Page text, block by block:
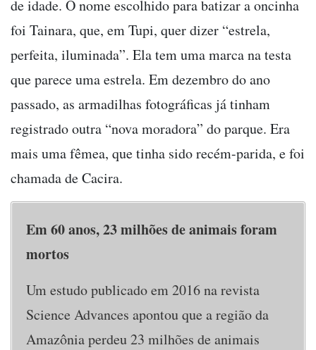
de idade. O nome escolhido para batizar a oncinha
foi Tainara, que, em Tupi, quer dizer “estrela,
perfeita, iluminada”. Ela tem uma marca na testa
que parece uma estrela. Em dezembro do ano
passado, as armadilhas fotográficas já tinham
registrado outra “nova moradora” do parque. Era
mais uma fêmea, que tinha sido recém-parida, e foi
chamada de Cacira.
Em 60 anos, 23 milhões de animais foram
mortos
Um estudo publicado em 2016 na revista
Science Advances apontou que a região da
Amazônia perdeu 23 milhões de animais